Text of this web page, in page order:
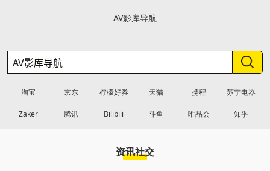
AV影库导航
淘宝 京东 柠檬好券 天猫 携程 苏宁电器
Zaker 腾讯 Bilibili 斗鱼 唯品会 知乎
资讯社交